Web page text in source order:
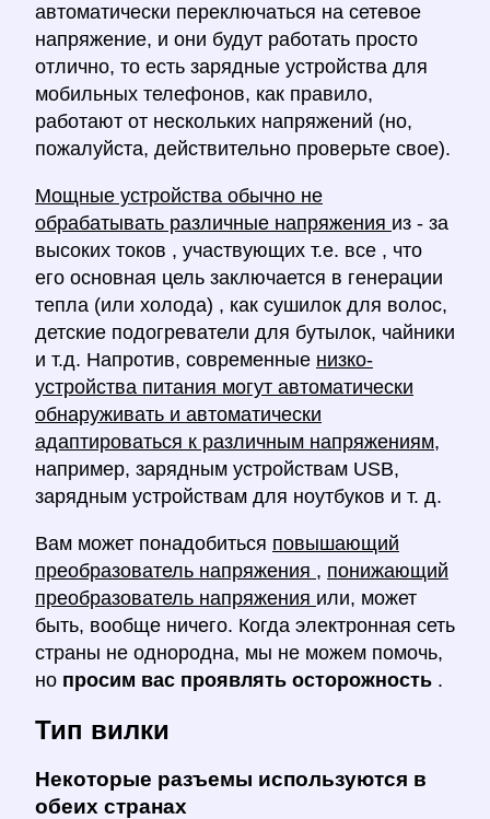
автоматически переключаться на сетевое
напряжение, и они будут работать просто
отлично, то есть зарядные устройства для
мобильных телефонов, как правило,
работают от нескольких напряжений (но,
пожалуйста, действительно проверьте свое).
Мощные устройства обычно не
обрабатывать различные напряжения из - за
высоких токов , участвующих т.е. все , что
его основная цель заключается в генерации
тепла (или холода) , как сушилок для волос,
детские подогреватели для бутылок, чайники
и т.д. Напротив, современные низко-
устройства питания могут автоматически
обнаруживать и автоматически
адаптироваться к различным напряжениям,
например, зарядным устройствам USB,
зарядным устройствам для ноутбуков и т. д.
Вам может понадобиться повышающий
преобразователь напряжения , понижающий
преобразователь напряжения или, может
быть, вообще ничего. Когда электронная сеть
страны не однородна, мы не можем помочь,
но просим вас проявлять осторожность .
Тип вилки
Некоторые разъемы используются в
обеих странах